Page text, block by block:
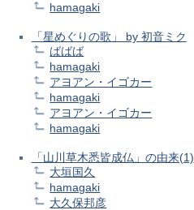
hamagaki
「星めぐりの歌」 by 初音ミク
ばばば
hamagaki
アヨアン・イゴカー
hamagaki
アヨアン・イゴカー
hamagaki
「山川草木悉皆成仏」の由来(1)
大垣国久
hamagaki
大久保邦彦